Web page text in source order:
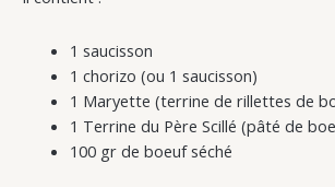
1 saucisson
1 chorizo (ou 1 saucisson)
1 Maryette (terrine de rillettes de
1 Terrine du Père Scillé (pâté de
100 gr de boeuf séché